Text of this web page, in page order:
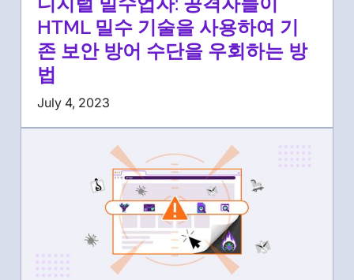
HTML 밀수 기술을 사용하여 기
존 보안 방어 수단을 우회하는 방
법
July 4, 2023